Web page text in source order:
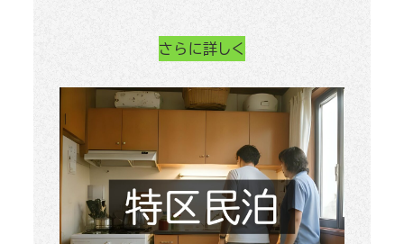
さらに詳しく